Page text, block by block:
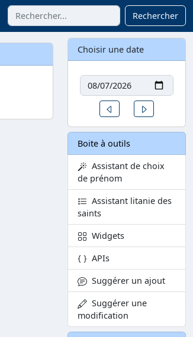
Rechercher
Choisir une date
Date
Un jour avant
Boite à outils
Assistant de choix
de prénom
Assistant litanie des
saints
Widgets
APIs
Suggérer un ajout
Suggérer une
modification